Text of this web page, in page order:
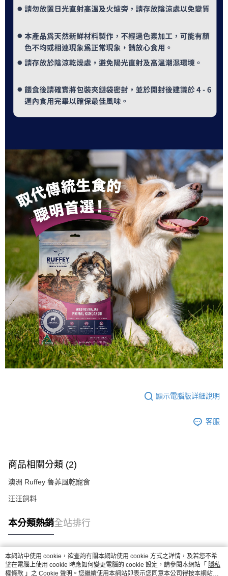
顯示電腦版詳細說明
客服
商品相關分類 (2)
澳洲 Ruffey 魯菲風乾寵食
汪汪飼料
本分類熱銷全站排行
熱門標籤
本網站中使用 cookie，欲查詢有關本網站使用 cookie 方式之詳情，及若您不希
望在電腦上使用 cookie 時應如何變更電腦的 cookie 設定，請參閱本網站「 隱私
權條款 」之 Cookie 聲明。您繼續使用本網站即表示您同意本公司得按本網站使